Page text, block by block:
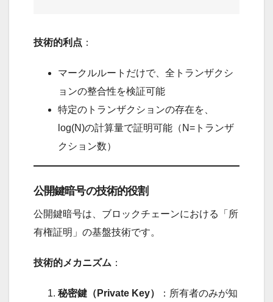
技術的利点 ：
マークルルートだけで、全トランザクシ
ョンの整合性を検証可能
特定のトランザクションの存在を、
log(N)の計算量で証明可能（N=トランザ
クション数）
公開鍵暗号の技術的役割
公開鍵暗号は、ブロックチェーンにおける「所
有権証明」の基盤技術です。
技術的メカニズム ：
秘密鍵（Private Key）
：所有者のみが知